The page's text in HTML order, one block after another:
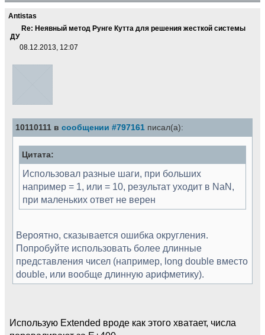
Antistas
Re: Неявный метод Рунге Кутта для решения жесткой системы
ДУ
08.12.2013, 12:07
10110111 в сообщении #797161 писал(а):
Цитата:
Использовал разные шаги, при больших
например = 1, или = 10, результат уходит в NaN,
при маленьких ответ не верен
Вероятно, сказывается ошибка округления.
Попробуйте использовать более длинные
представления чисел (например, long double вместо
double, или вообще длинную арифметику).
Использую Extended вроде как этого хватает, числа